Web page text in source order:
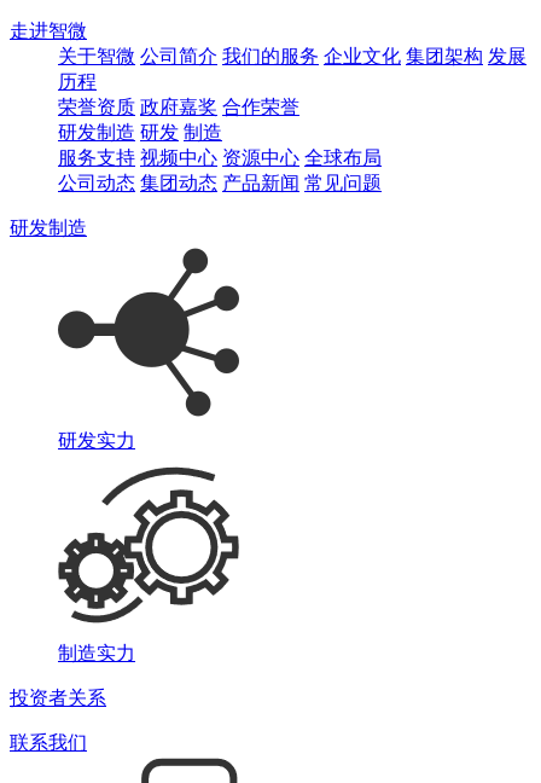
走进智微
关于智微 公司简介 我们的服务 企业文化 集团架构 发展
历程
荣誉资质 政府嘉奖 合作荣誉
研发制造 研发 制造
服务支持 视频中心 资源中心 全球布局
公司动态 集团动态 产品新闻 常见问题
研发制造
研发实力
制造实力
投资者关系
联系我们